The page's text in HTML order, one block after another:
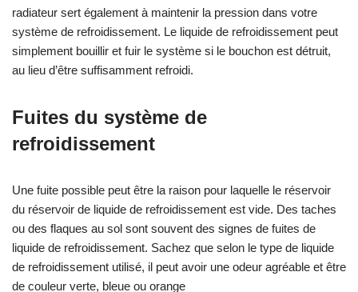
radiateur sert également à maintenir la pression dans votre
système de refroidissement. Le liquide de refroidissement peut
simplement bouillir et fuir le système si le bouchon est détruit,
au lieu d’être suffisamment refroidi.
Fuites du système de
refroidissement
Une fuite possible peut être la raison pour laquelle le réservoir
du réservoir de liquide de refroidissement est vide. Des taches
ou des flaques au sol sont souvent des signes de fuites de
liquide de refroidissement. Sachez que selon le type de liquide
de refroidissement utilisé, il peut avoir une odeur agréable et être
de couleur verte, bleue ou orange